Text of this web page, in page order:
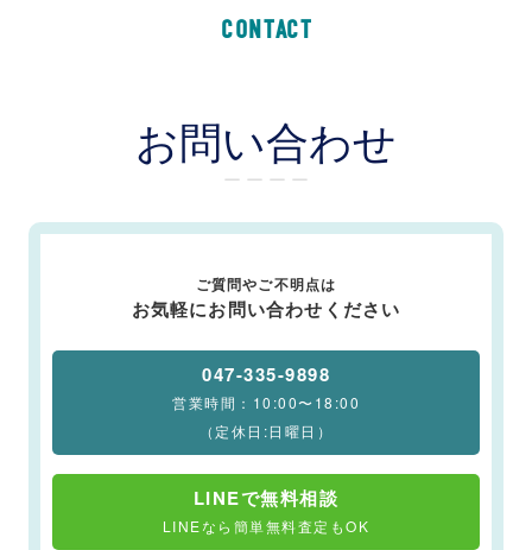
CONTACT
お問い合わせ
ー ー ー ー
ご質問やご不明点は
お気軽にお問い合わせください
047-335-9898
営業時間：10:00〜18:00
（定休日:日曜日）
LINEで無料相談
LINEなら簡単無料査定もOK